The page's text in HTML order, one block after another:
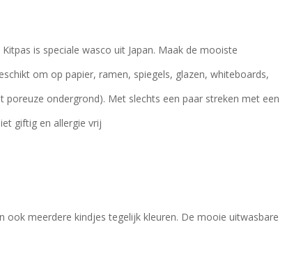
is speciale wasco uit Japan. Maak de mooiste
om op papier, ramen, spiegels, glazen, whiteboards,
ondergrond). Met slechts een paar streken met een
giftig en allergie vrij
ook meerdere kindjes tegelijk kleuren. De mooie uitwasbare